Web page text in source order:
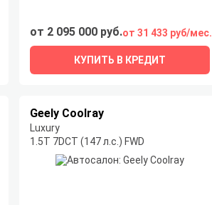
от 2 095 000 руб.от 31 433 руб/мес.
КУПИТЬ В КРЕДИТ
Geely Coolray
Luxury
1.5T 7DCT (147 л.с.) FWD